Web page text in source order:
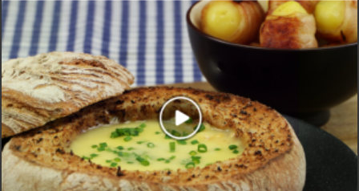
de
queijo
no
pão
enroladas
em
bacon